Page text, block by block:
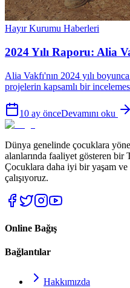
Hayır Kurumu Haberleri
2024 Yılı Raporu: Alia
Alia Vakfı'nın 2024 yılı
projelerin kapsamlı bir
10 ay önceDevamını oku
Dünya genelinde çocuklara
alanlarında faaliyet gösteren
Çocuklara daha iyi bir yaşam
çalışıyoruz.
Online Bağış
Bağlantılar
Hakkımızda